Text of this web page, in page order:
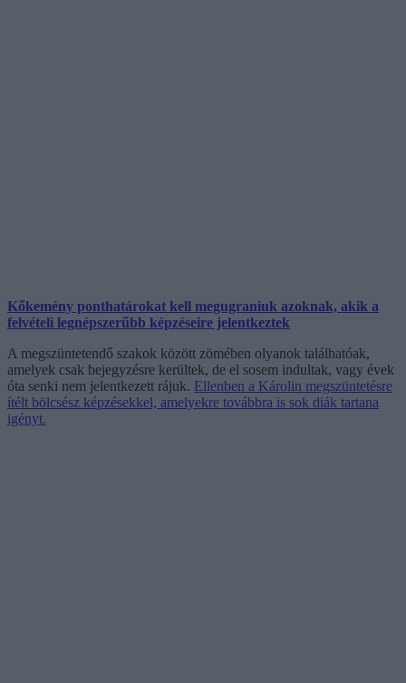
Kőkemény ponthatárokat kell megugraniuk azoknak, akik a
felvételi legnépszerűbb képzéseire jelentkeztek
A megszüntetendő szakok között zömében olyanok találhatóak,
amelyek csak bejegyzésre kerültek, de el sosem indultak, vagy évek
óta senki nem jelentkezett rájuk. Ellenben a Károlin megszüntetésre
ítélt bölcsész képzésekkel, amelyekre továbbra is sok diák tartana
igényt.